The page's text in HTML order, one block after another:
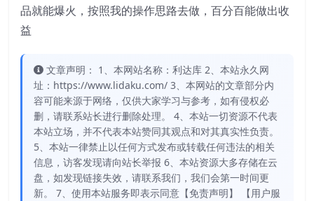
品就能爆火，按照我的操作思路去做，百分百能做出收
益
文章声明： 1、本网站名称：利达库 2、本站永久网
址：https://www.lidaku.com/ 3、本网站的文章部分内
容可能来源于网络，仅供大家学习与参考，如有侵权必
删，请联系站长进行删除处理。 4、本站一切资源不代表
本站立场，并不代表本站赞同其观点和对其真实性负责。
5、本站一律禁止以任何方式发布或转载任何违法的相关
信息，访客发现请向站长举报 6、本站资源大多存储在云
盘，如发现链接失效，请联系我们，我们会第一时间更
新。 7、使用本站服务即表示同意【免责声明】 【用户服